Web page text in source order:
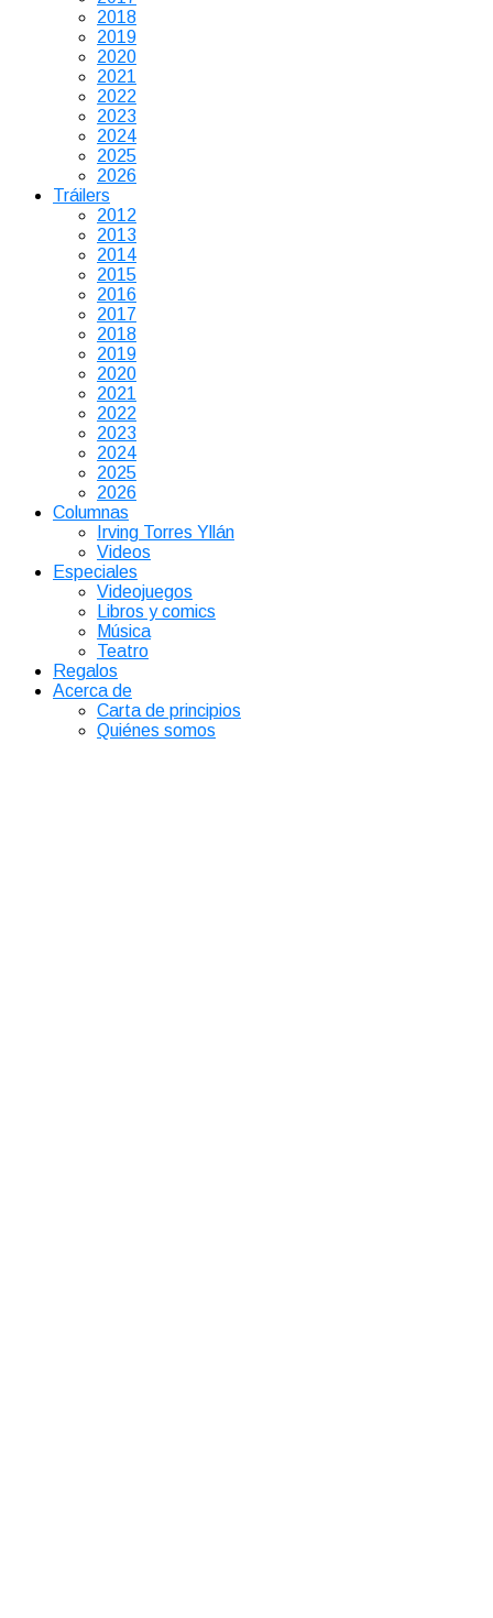
2018
2019
2020
2021
2022
2023
2024
2025
2026
Tráilers
2012
2013
2014
2015
2016
2017
2018
2019
2020
2021
2022
2023
2024
2025
2026
Columnas
Irving Torres Yllán
Videos
Especiales
Videojuegos
Libros y comics
Música
Teatro
Regalos
Acerca de
Carta de principios
Quiénes somos